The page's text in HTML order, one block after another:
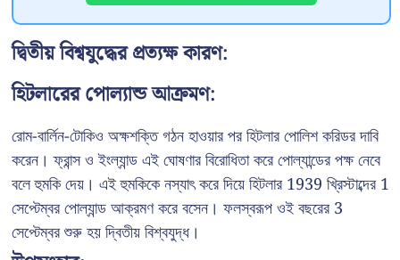
দ্বিতীয় বিশ্বযুদ্ধের প্রত্যক্ষ কারণ:
হিটলারের পোল্যান্ড আক্রমণ:
রোম-বার্লিন-টোকিও অক্ষশক্তি গঠন হাওয়ার পর হিটলার পোলিশ করিডর দাবি
করেন। ফ্রান্স ও ইংল্যান্ড এই ঘোষণার বিরোধিতা করে পোল্যান্ডের পক্ষ নেবে
বলে হুমকি দেয়। এই হুমকিকে নস্যাৎ করে দিয়ে হিটলার 1939 খ্রিস্টাব্দের 1
সেপ্টেম্বর পোল্যান্ড আক্রমণ করে বসেন। ফলস্বরূপ ওই বছরের 3
সেপ্টেম্বর শুরু হয় দ্বিতীয় বিশ্বযুদ্ধ।